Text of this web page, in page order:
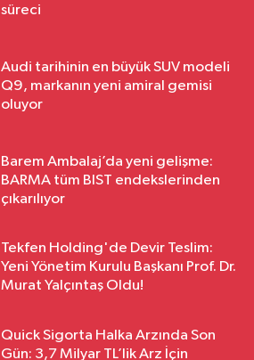
süreci
Audi tarihinin en büyük SUV modeli
Q9, markanın yeni amiral gemisi
oluyor
Barem Ambalaj’da yeni gelişme:
BARMA tüm BIST endekslerinden
çıkarılıyor
Tekfen Holding'de Devir Teslim:
Yeni Yönetim Kurulu Başkanı Prof. Dr.
Murat Yalçıntaş Oldu!
Quick Sigorta Halka Arzında Son
Gün: 3,7 Milyar TL’lik Arz İçin